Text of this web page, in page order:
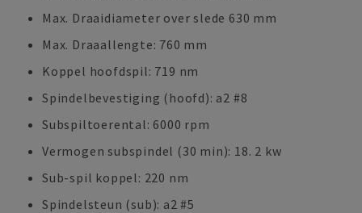
Max. Draaidiameter over slede 630 mm
Max. Draaallengte: 760 mm
Koppel hoofdspil: 719 nm
Spindelbevestiging (hoofd): a2 #8
Subspiltoerental: 6000 rpm
Vermogen subspindel (30 min): 18. 2 kw
Sub-spil koppel: 220 nm
Spindelsteun (sub): a2 #5